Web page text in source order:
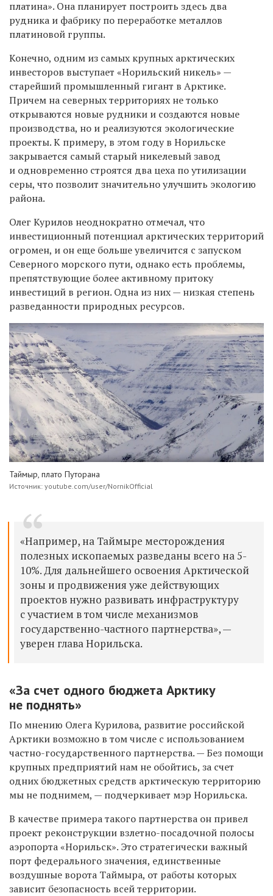
платина». Она планирует построить здесь два
рудника и фабрику по переработке металлов
платиновой группы.
Конечно, одним из самых крупных арктических
инвесторов выступает «Норильский никель» —
старейший промышленный гигант в Арктике.
Причем на северных территориях не только
открываются новые рудники и создаются новые
производства, но и реализуются экологические
проекты. К примеру, в этом году в Норильске
закрывается самый старый никелевый завод
и одновременно строятся два цеха по утилизации
серы, что позволит значительно улучшить экологию
района.
Олег Курилов неоднократно отмечал, что
инвестиционный потенциал арктических территорий
огромен, и он еще больше увеличится с запуском
Северного морского пути, однако есть проблемы,
препятствующие более активному притоку
инвестиций в регион. Одна из них — низкая степень
разведанности природных ресурсов.
Таймыр, плато Путорана
Источник: youtube.com/user/NornikOfficial
«Например, на Таймыре месторождения
полезных ископаемых разведаны всего на 5-
10%. Для дальнейшего освоения Арктической
зоны и продвижения уже действующих
проектов нужно развивать инфраструктуру
с участием в том числе механизмов
государственно-частного партнерства», —
уверен глава Норильска.
«За счет одного бюджета Арктику
не поднять»
По мнению Олега Курилова, развитие российской
Арктики возможно в том числе с использованием
частно-государственного партнерства. — Без помощи
крупных предприятий нам не обойтись, за счет
одних бюджетных средств арктическую территорию
мы не поднимем, — подчеркивает мэр Норильска.
В качестве примера такого партнерства он привел
проект реконструкции взлетно-посадочной полосы
аэропорта «Норильск». Это стратегически важный
порт федерального значения, единственные
воздушные ворота Таймыра, от работы которых
зависит безопасность всей территории.